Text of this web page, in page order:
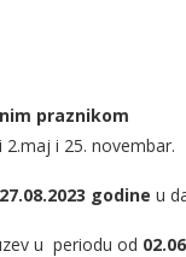
praznikom
2.maj i 25. novembar.
godine u
u periodu od